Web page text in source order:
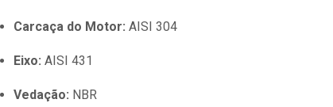
Carcaça do Motor: AISI 304
Eixo: AISI 431
Vedação: NBR